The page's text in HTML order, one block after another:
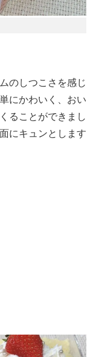
のしつこさを感じ
にかわいく、おい
ることができまし
にキュンとします